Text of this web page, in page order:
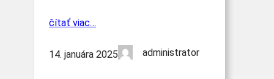
čítať viac…
14. januára 2025 administrator